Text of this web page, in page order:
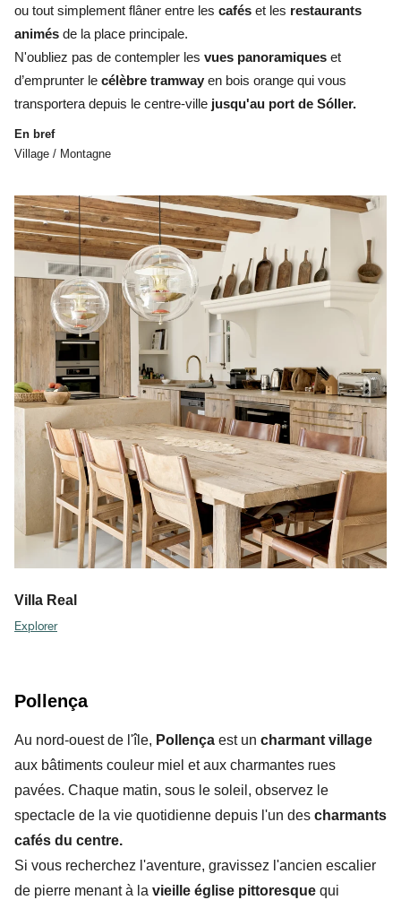
ou tout simplement flâner entre les cafés et les restaurants
animés de la place principale.
N'oubliez pas de contempler les vues panoramiques et
d’emprunter le célèbre tramway en bois orange qui vous
transportera depuis le centre-ville jusqu'au port de Sóller.
En bref
Village / Montagne
Villa Real
Explorer
Pollença
Au nord-ouest de l'île, Pollença est un charmant village
aux bâtiments couleur miel et aux charmantes rues
pavées. Chaque matin, sous le soleil, observez le
spectacle de la vie quotidienne depuis l'un des charmants
cafés du centre.
Si vous recherchez l'aventure, gravissez l'ancien escalier
de pierre menant à la vieille église pittoresque qui